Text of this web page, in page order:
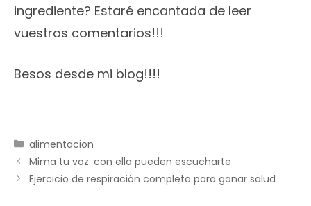
ingrediente? Estaré encantada de leer
vuestros comentarios!!!
Besos desde mi blog!!!!
Categorías
alimentacion
Mima tu voz: con ella pueden escucharte
Ejercicio de respiración completa para ganar salud